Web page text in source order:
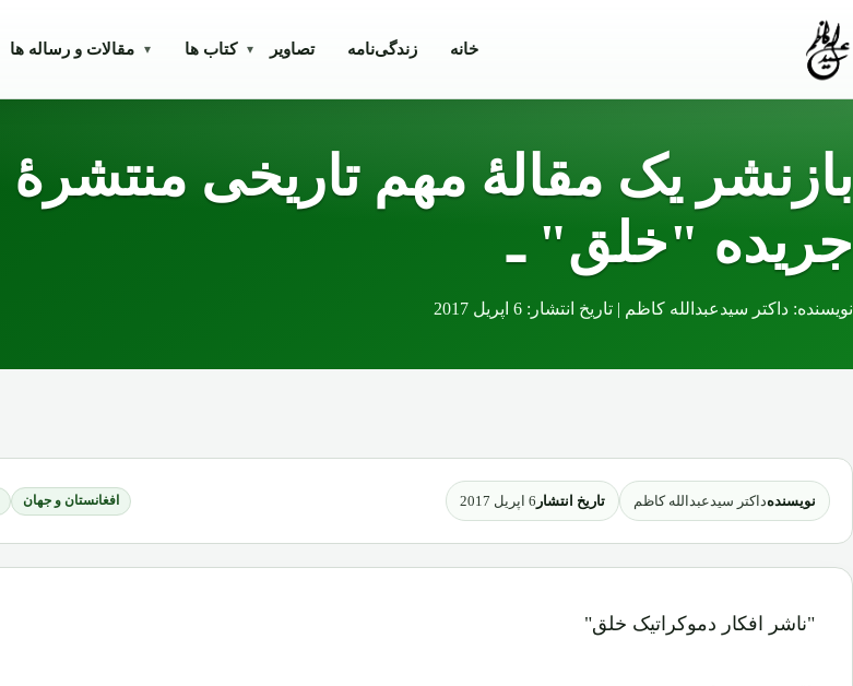
خانه زندگی‌نامه تصاویر کتاب ها ▾ مقالات و رساله ها ▾
بازنشر یک مقالۀ مهم تاریخی منتشرۀ
جریده "خلق" ـ
نویسنده: داکتر سیدعبدالله کاظم | تاریخ انتشار: 6 اپریل 2017
نویسندهداکتر سیدعبدالله کاظم تاریخ انتشار6 اپریل 2017 افغانستان و جهان
"ناشر افکار دموکراتیک خلق"